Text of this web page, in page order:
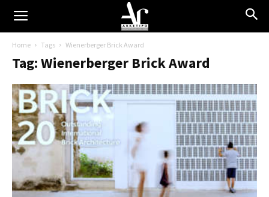
Home Tags Wienerberger Brick Award
Tag: Wienerberger Brick Award